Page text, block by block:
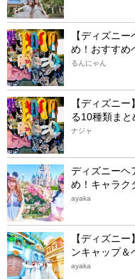
【ディズニ
め！おすすめ
るんにゃん
【ディズニ
る10種類まと
ナジャ
ディズニーヘ
め！キャラク
ayaka
【ディズニ
ンキャップ＆
ayaka